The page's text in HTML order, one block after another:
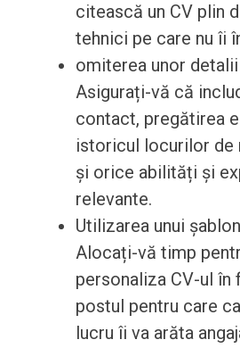
citească un CV plin
tehnici pe care nu îi
omiterea unor
Asigurați-vă că
contact, pregătirea
istoricul locurilor de
și orice abilități și
relevante.
Utilizarea unui
Alocați-vă timp
personaliza CV-ul în
postul pentru care
lucru îi va arăta